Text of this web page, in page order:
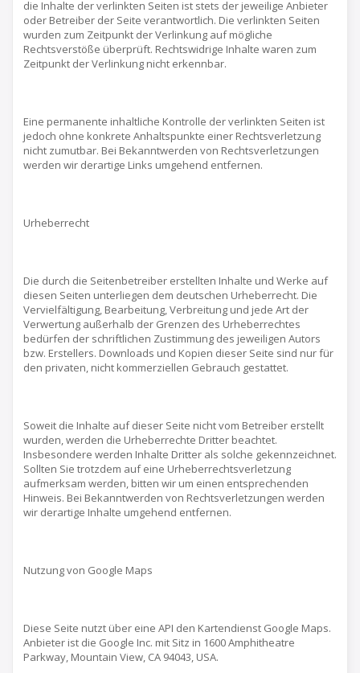
die Inhalte der verlinkten Seiten ist stets der jeweilige Anbieter
oder Betreiber der Seite verantwortlich. Die verlinkten Seiten
wurden zum Zeitpunkt der Verlinkung auf mögliche
Rechtsverstöße überprüft. Rechtswidrige Inhalte waren zum
Zeitpunkt der Verlinkung nicht erkennbar.
Eine permanente inhaltliche Kontrolle der verlinkten Seiten ist
jedoch ohne konkrete Anhaltspunkte einer Rechtsverletzung
nicht zumutbar. Bei Bekanntwerden von Rechtsverletzungen
werden wir derartige Links umgehend entfernen.
Urheberrecht
Die durch die Seitenbetreiber erstellten Inhalte und Werke auf
diesen Seiten unterliegen dem deutschen Urheberrecht. Die
Vervielfältigung, Bearbeitung, Verbreitung und jede Art der
Verwertung außerhalb der Grenzen des Urheberrechtes
bedürfen der schriftlichen Zustimmung des jeweiligen Autors
bzw. Erstellers. Downloads und Kopien dieser Seite sind nur für
den privaten, nicht kommerziellen Gebrauch gestattet.
Soweit die Inhalte auf dieser Seite nicht vom Betreiber erstellt
wurden, werden die Urheberrechte Dritter beachtet.
Insbesondere werden Inhalte Dritter als solche gekennzeichnet.
Sollten Sie trotzdem auf eine Urheberrechtsverletzung
aufmerksam werden, bitten wir um einen entsprechenden
Hinweis. Bei Bekanntwerden von Rechtsverletzungen werden
wir derartige Inhalte umgehend entfernen.
Nutzung von Google Maps
Diese Seite nutzt über eine API den Kartendienst Google Maps.
Anbieter ist die Google Inc. mit Sitz in 1600 Amphitheatre
Parkway, Mountain View, CA 94043, USA.